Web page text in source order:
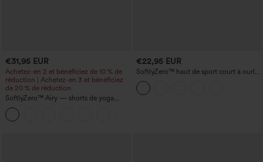
€31,95 EUR
Achetez-en 2 et bénéficiez de 10 % de
réduction | Achetez-en 3 et bénéficiez
de 20 % de réduction
SoftlyZero™ Airy — shorts de yoga
super taille haute 2-en-1 InstantCool
avec poches
€22,95 EUR
SoftlyZero™ haut de sport court à ourlet
croisé en tissu pelucheux